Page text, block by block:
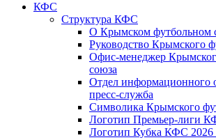
КФС
Структура КФС
О Крымском футбольном
Руководство Крымского
Офис-менеджер
союза
Отдел информационного
пресс-служба
Символика Крымского
Логотип Премьер-лиги
Логотип Кубка КФС 2026